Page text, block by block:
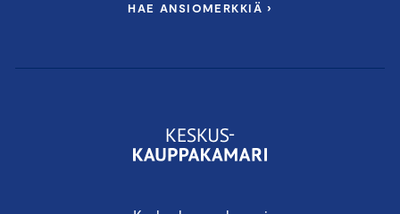
HAE ANSIOMERKKIÄ ›